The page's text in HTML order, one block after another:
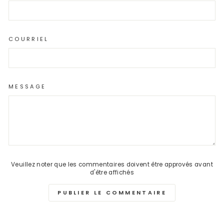
COURRIEL
MESSAGE
Veuillez noter que les commentaires doivent être approvés avant
d'être affichés
PUBLIER LE COMMENTAIRE